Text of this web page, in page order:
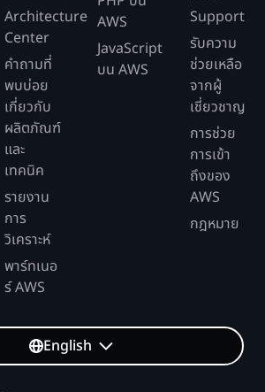
Architecture
Center
คำถามที่
พบบ่อย
เกี่ยวกับ
ผลิตภัณฑ์
และ
เทคนิค
รายงาน
การ
วิเคราะห์
พาร์ทเนอ
ร์ AWS
AWS
JavaScript
บน AWS
Support
รับความ
ช่วยเหลือ
จากผู้
เชี่ยวชาญ
การช่วย
การเข้า
ถึงของ
AWS
กฎหมาย
English